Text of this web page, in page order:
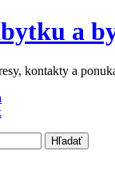
a
kontakty a